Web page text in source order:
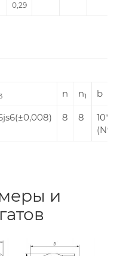
0,29
n n1 b
8 8
10*
и